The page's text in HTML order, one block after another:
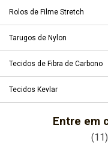
Rolos de Filme Stretch
Tarugos de Nylon
Tecidos de Fibra de Carbono
Tecidos Kevlar
Entre em
(11)